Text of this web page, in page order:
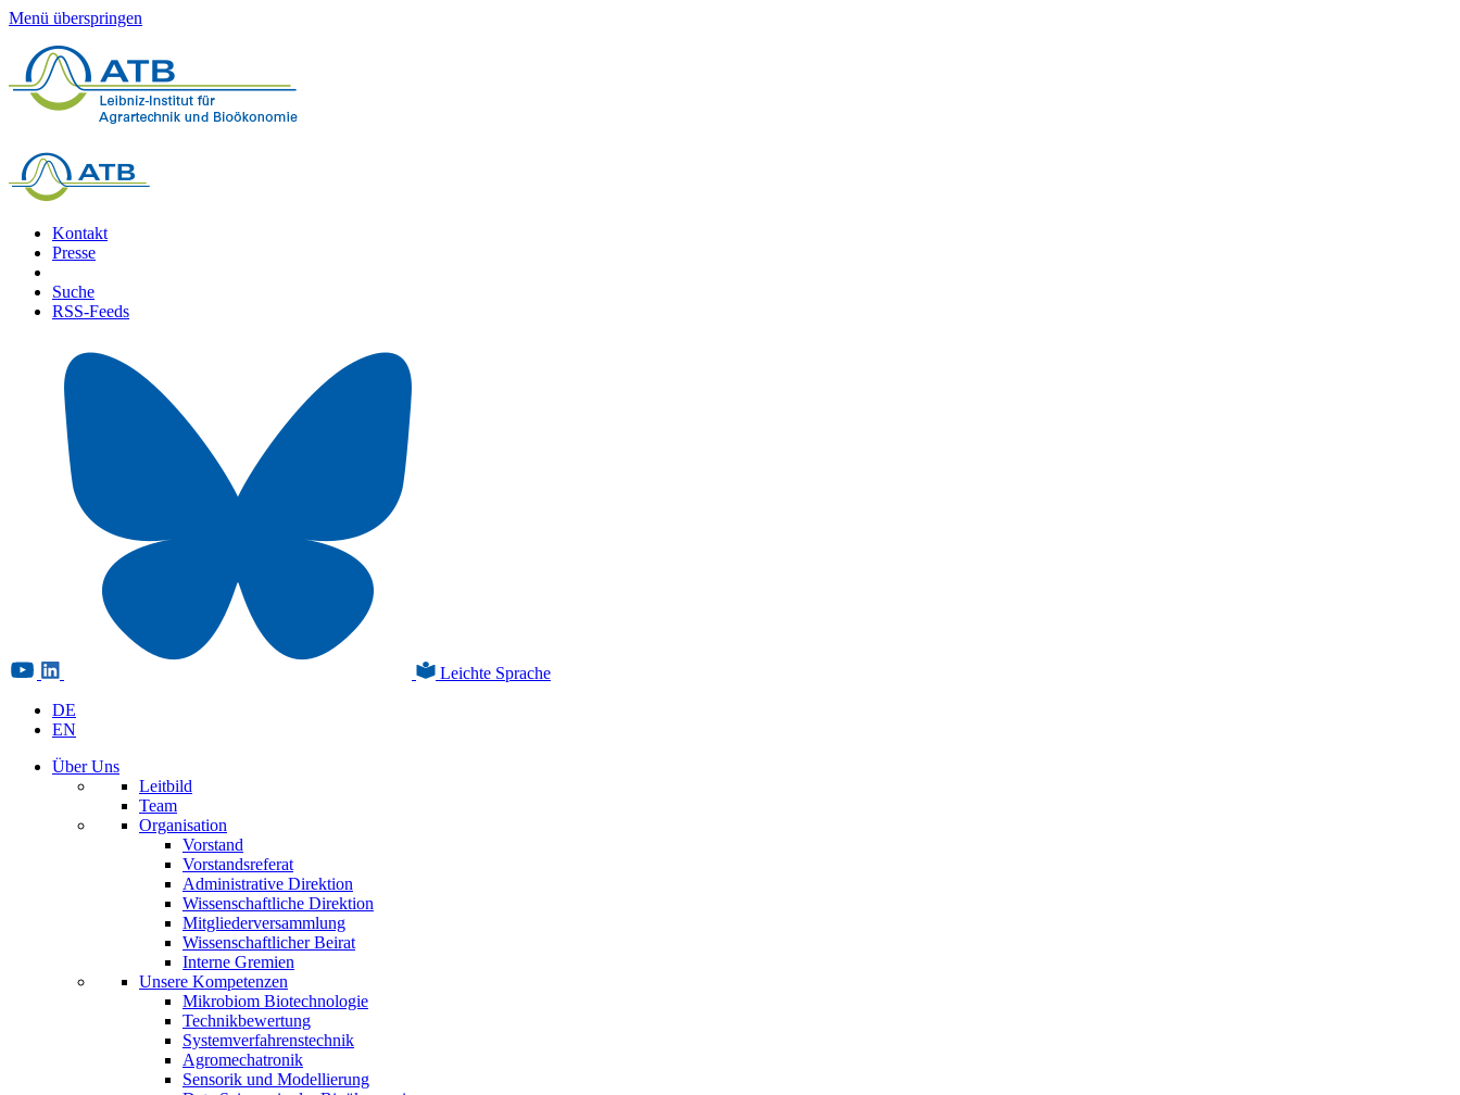
Menü überspringen
Kontakt
Presse
Suche
RSS-Feeds
Leichte Sprache
DE
EN
Über Uns
Leitbild
Team
Organisation
Vorstand
Vorstandsreferat
Administrative Direktion
Wissenschaftliche Direktion
Mitgliederversammlung
Wissenschaftlicher Beirat
Interne Gremien
Unsere Kompetenzen
Mikrobiom Biotechnologie
Technikbewertung
Systemverfahrenstechnik
Agromechatronik
Sensorik und Modellierung